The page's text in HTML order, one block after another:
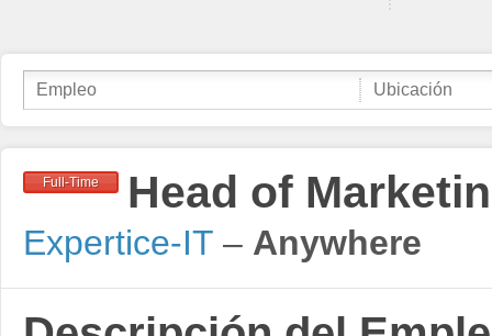
Full-Time Head of
Expertice-IT – Anywhere